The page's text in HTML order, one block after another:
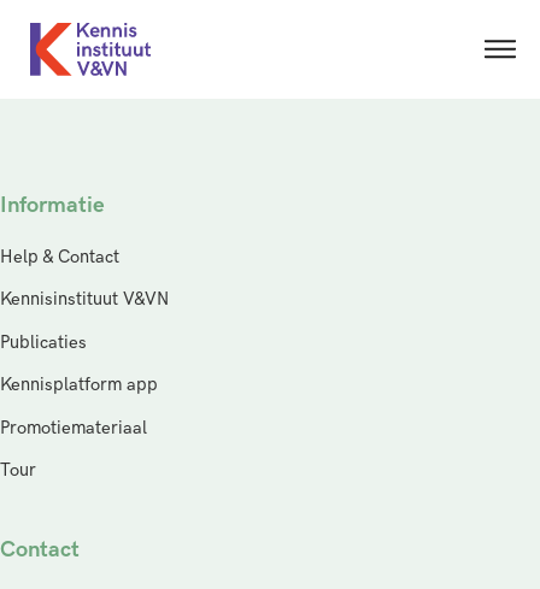
Informatie
Help & Contact
Kennisinstituut V&VN
Publicaties
Kennisplatform app
Promotiemateriaal
Tour
Contact